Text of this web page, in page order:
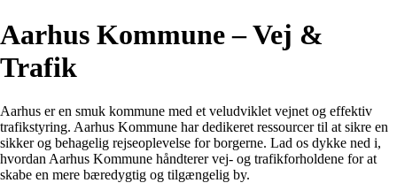
Aarhus Kommune – Vej &
Trafik
Aarhus er en smuk kommune med et veludviklet vejnet og effektiv
trafikstyring. Aarhus Kommune har dedikeret ressourcer til at sikre en
sikker og behagelig rejseoplevelse for borgerne. Lad os dykke ned i,
hvordan Aarhus Kommune håndterer vej- og trafikforholdene for at
skabe en mere bæredygtig og tilgængelig by.